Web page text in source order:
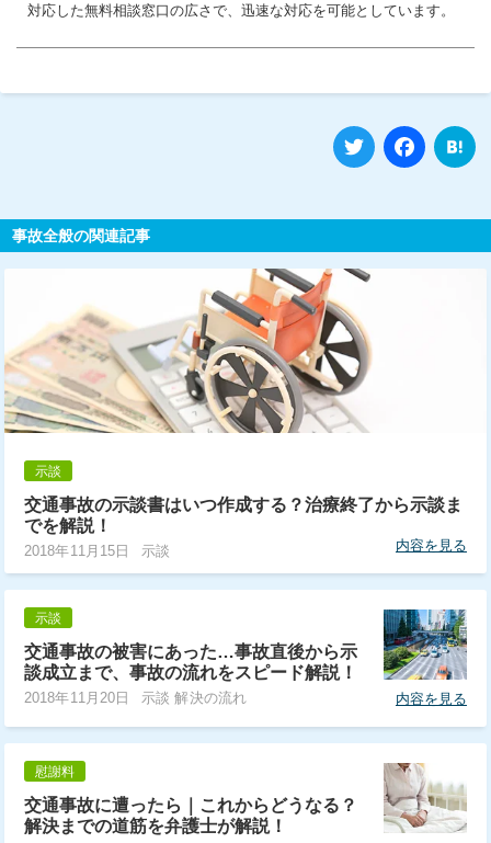
対応した無料相談窓口の広さで、迅速な対応を可能としています。
Twitter
事故全般の関連記事
示談
交通事故の示談書はいつ作成する？治療終了から示談ま
でを解説！
2018年11月15日 示談 内容を見る
示談
交通事故の被害にあった…事故直後から示
談成立まで、事故の流れをスピード解説！
2018年11月20日 示談 解決の流れ 内容を見る
慰謝料
交通事故に遭ったら｜これからどうなる？
解決までの道筋を弁護士が解説！